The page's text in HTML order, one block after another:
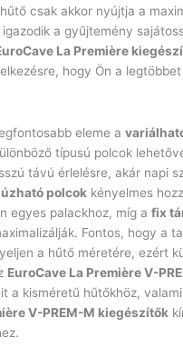
csak akkor nyújtja a
a gyűjtemény
La Première
hogy Ön a
eleme a
típusú polcok
távú érlelésre, akár napi
polcok kényelmes
egyes palackhoz, míg a fix
Fontos, hogy a
a hűtő méretére, ezért
EuroCave La Première V-
a kisméretű hűtőkhöz,
V-PREM-M kiegészítők